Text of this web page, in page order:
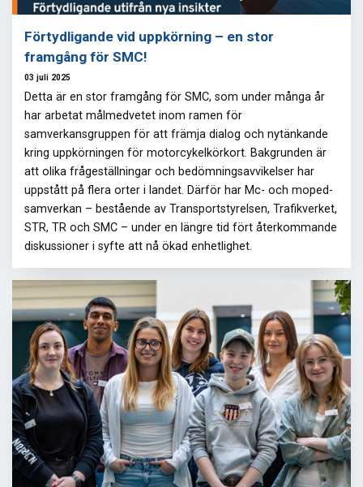
Förtydligande vid uppkörning – en stor
framgång för SMC!
03 juli 2025
Detta är en stor framgång för SMC, som under många år
har arbetat målmedvetet inom ramen för
samverkansgruppen för att främja dialog och nytänkande
kring uppkörningen för motorcykelkörkort. Bakgrunden är
att olika frågeställningar och bedömningsavvikelser har
uppstått på flera orter i landet. Därför har Mc- och moped-
samverkan – bestående av Transportstyrelsen, Trafikverket,
STR, TR och SMC – under en längre tid fört återkommande
diskussioner i syfte att nå ökad enhetlighet.